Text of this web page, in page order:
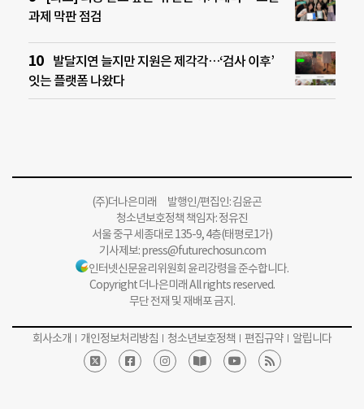
과제 막판 점검
발달지연 늘지만 지원은 제각각…‘검사 이후’
잇는 플랫폼 나왔다
(주)더나은미래 발행인/편집인: 김윤곤
청소년보호정책 책임자: 정유진
서울 중구 세종대로 135-9, 4층(태평로1가)
기사제보:press@futurechosun.com
인터넷신문윤리위원회 윤리강령을 준수합니다.
Copyright 더나은미래 All rights reserved.
무단 전재 및 재배포 금지.
회사소개 개인정보처리방침 청소년보호정책 편집규약 알립니다